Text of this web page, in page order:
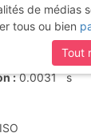
2012 10:19
George
DMC-TZ5
0.0031 s
ISO
de médias
tous ou bien
Tout